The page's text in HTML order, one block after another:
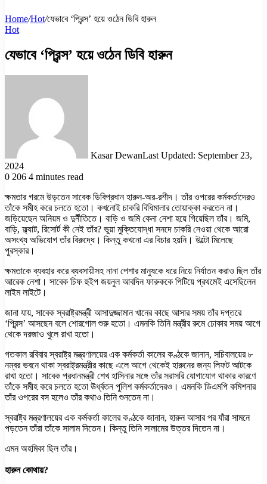
Home/Hot/যেভাবে ‘প্রিন্স’ হয়ে ওঠেন ডিবি হারুন
Hot
যেভাবে ‘প্রিন্স’ হয়ে ওঠেন ডিবি হারুন
Kasar DewanLast Updated: September 23,
2024
0 206 4 minutes read
ক্ষমতার গরমে উড়তেন সাবেক ডিবিপ্রধান হারুন-অর-রশীদ। তাঁর ওপরের কর্মকর্তাদেরও
তাঁকে সমীহ করে চলতে হতো। কখনোই চাকরি বিধিমালার তোয়াক্কা করতেন না।
জড়িয়েছেন অনিয়ম ও দুর্নীতিতে। বাড়ি ও জমি কেনা নেশা হয়ে গিয়েছিল তাঁর। জমি,
বাড়ি, ফ্ল্যাট, রিসোর্ট কী নেই তাঁর? ভুয়া মুক্তিযোদ্ধা সনদে চাকরি নেওয়া থেকে আরো
অসংখ্য অভিযোগ তাঁর বিরুদ্ধে। কিন্তু কখনো এর বিচার হয়নি। উল্টো মিলেছে
পুরস্কার।
ক্ষমতাকে ব্যবহার করে ব্যবসায়ীসহ নানা পেশার মানুষকে ধরে নিয়ে নির্যাতন করাও ছিল তাঁর
আরেক নেশা। সাবেক চিফ হুইপ জয়নুল আবদিন ফারুককে পিটিয়ে প্রথমেই এসেছিলেন
লাইম লাইটে।
জানা যায়, সাবেক স্বরাষ্ট্রমন্ত্রী আসাদুজ্জামান খানের কাছে আসার সময় তাঁর দপ্তরে
‘প্রিন্স’ আসছেন বলে শোরগোল শুরু হতো। এমনকি তিনি মন্ত্রীর রুমে ঢোকার সময় আগে
থেকে দরজাও খুলে রাখা হতো।
গতকাল রবিবার স্বরাষ্ট্র মন্ত্রণালয়ের এক কর্মকর্তা কালের কণ্ঠকে জানান, সচিবালয়ের ৮
নম্বর ভবনে থাকা স্বরাষ্ট্রমন্ত্রীর কাছে এলে আগে থেকেই হারুনের জন্য লিফট আটকে
রাখা হতো। সাবেক প্রধানমন্ত্রী শেখ হাসিনার সঙ্গে তাঁর সরাসরি যোগাযোগ থাকার কারণে
তাঁকে সমীহ করে চলতে হতো ঊর্ধ্বতন পুলিশ কর্মকর্তাদেরও। এমনকি ডিএমপি কমিশনার
তাঁর ওপরের বস হলেও তাঁর কথাও তিনি শুনতেন না।
স্বরাষ্ট্র মন্ত্রণালয়ের এক কর্মকর্তা কালের কণ্ঠকে জানান, হারুন আসার পর যাঁরা সামনে
পড়তেন তাঁরা তাঁকে সালাম দিতেন। কিন্তু তিনি সালামের উত্তর দিতেন না।
এমন অহমিকা ছিল তাঁর।
হারুন কোথায়?